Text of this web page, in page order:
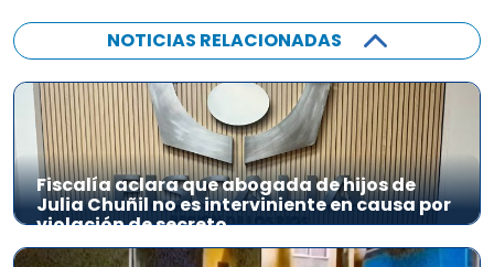
NOTICIAS RELACIONADAS
Fiscalía aclara que abogada de hijos de
Julia Chuñil no es interviniente en causa por
violación de secreto